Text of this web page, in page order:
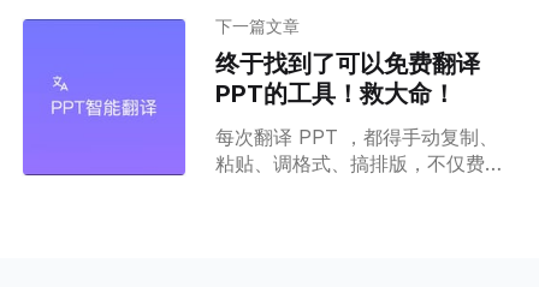
型，并与华为云共同打造 AIGC 联
合解决方案。借助盘古大模型的强
大能力，歌者 PPT 将继续推动 AI
赋能 PPT，致力于实现用户在
PPT 制作过程中的智能化与高效
化。
下一篇文章
终于找到了可以免费翻译
PPT的工具！救大命！
每次翻译 PPT ，都得手动复制、
粘贴、调格式、搞排版，不仅费时